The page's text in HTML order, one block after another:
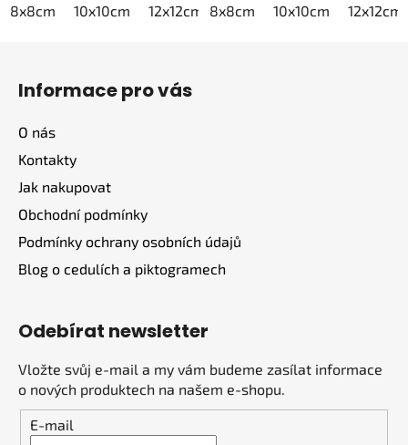
8x8cm 10x10cm 12x12cm 15x15cm 20x20cm
8x8cm 10x10cm 12x12cm
Informace pro vás
O nás
Kontakty
Jak nakupovat
Obchodní podmínky
Podmínky ochrany osobních údajů
Blog o cedulích a piktogramech
Odebírat newsletter
Vložte svůj e-mail a my vám budeme zasílat informace
o nových produktech na našem e-shopu.
E-mail